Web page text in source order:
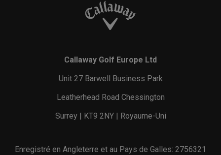
Callaway Golf Europe Ltd
Unit 27 Barwell Business Park
Leatherhead Road Chessington
Surrey | KT9 2NY | Royaume-Uni
Enregistré en Angleterre et au Pays de Galles: 2756321